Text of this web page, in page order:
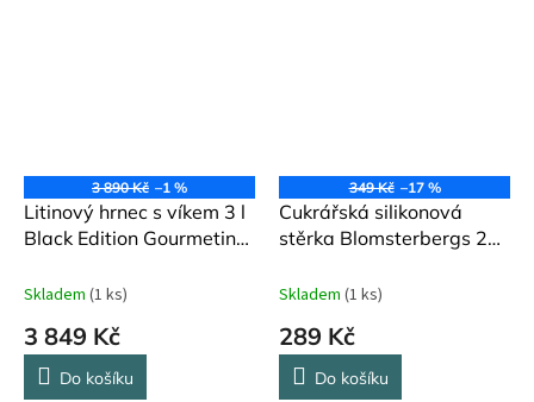
3 890 Kč –1 %
Litinový hrnec s víkem 3 l
Black Edition Gourmetina
Skladem (1 ks)
3 849 Kč
Do košíku
349 Kč –17 %
Cukrářská silikonová
stěrka Blomsterbergs 21
Skladem (1 ks)
289 Kč
Do košíku